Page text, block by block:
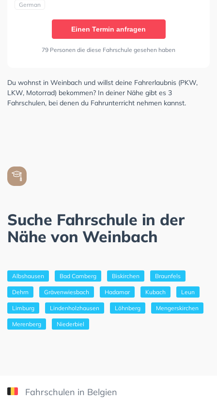
German
Einen Termin anfragen
79 Personen die diese Fahrschule gesehen haben
Du wohnst in Weinbach und willst deine Fahrerlaubnis (PKW,
LKW, Motorrad) bekommen? In deiner Nähe gibt es 3
Fahrschulen, bei denen du Fahrunterricht nehmen kannst.
Suche Fahrschule in der
Nähe von Weinbach
Albshausen Bad Camberg Biskirchen Braunfels
Dehrn Grävenwiesbach Hadamar Kubach Leun
Limburg Lindenholzhausen Löhnberg Mengerskirchen
Merenberg Niederbiel
Fahrschulen in Belgien